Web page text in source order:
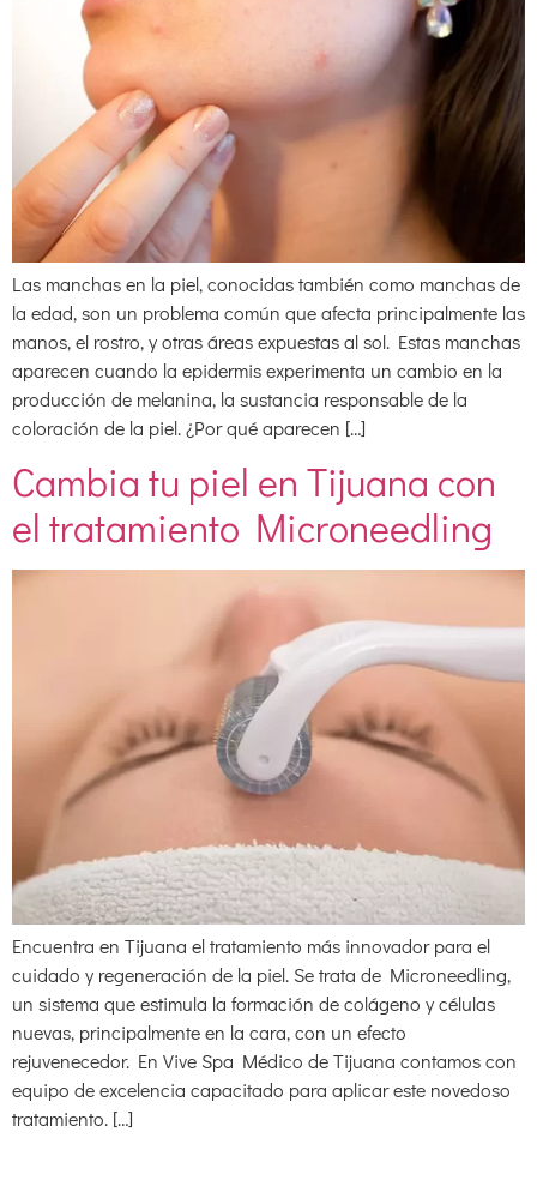
Las manchas en la piel, conocidas también como manchas de
la edad, son un problema común que afecta principalmente las
manos, el rostro, y otras áreas expuestas al sol. Estas manchas
aparecen cuando la epidermis experimenta un cambio en la
producción de melanina, la sustancia responsable de la
coloración de la piel. ¿Por qué aparecen […]
Cambia tu piel en Tijuana con
el tratamiento Microneedling
Encuentra en Tijuana el tratamiento más innovador para el
cuidado y regeneración de la piel. Se trata de Microneedling,
un sistema que estimula la formación de colágeno y células
nuevas, principalmente en la cara, con un efecto
rejuvenecedor. En Vive Spa Médico de Tijuana contamos con
equipo de excelencia capacitado para aplicar este novedoso
tratamiento. […]